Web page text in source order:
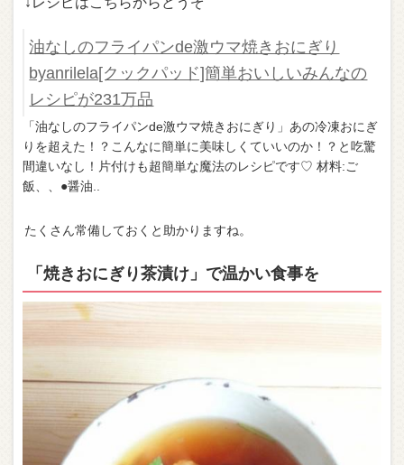
油なしのフライパンde激ウマ焼きおにぎり
byanrilela[クックパッド]簡単おいしいみんなの
レシピが231万品
「油なしのフライパンde激ウマ焼きおにぎり」あの冷凍おにぎ
りを超えた！？こんなに簡単に美味しくていいのか！？と吃驚
間違いなし！片付けも超簡単な魔法のレシピです♡ 材料:ご
飯、、●醤油..
たくさん常備しておくと助かりますね。
「焼きおにぎり茶漬け」で温かい食事を